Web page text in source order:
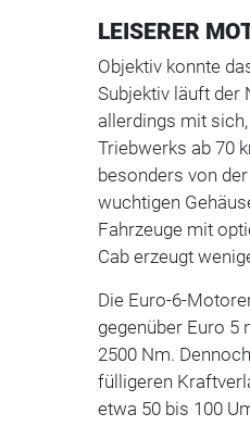
LEISERER
Objektiv konnte
Subjektiv läuft der
allerdings mit
Triebwerks ab 70
besonders von
wuchtigen
Fahrzeuge mit
Cab erzeugt
Die Euro-6-
gegenüber Euro 5
2500 Nm.
fülligeren
etwa 50 bis 100